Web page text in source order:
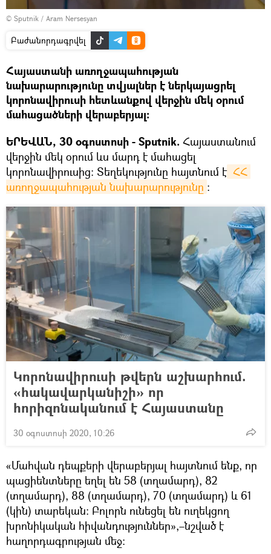
© Sputnik / Aram Nersesyan
Բաժանորդագրվել
Հայաստանի առողջապահության
նախարարությունը տվյալներ է ներկայացրել
կորոնավիրուսի հետևանքով վերջին մեկ օրում
մահացածների վերաբերյալ։
ԵՐԵՎԱՆ, 30 օգոստոսի - Sputnik. Հայաստանում
վերջին մեկ օրում ևս մարդ է մահացել
կորոնավիրուսից։ Տեղեկությունը հայտնում է ՀՀ
առողջապահության նախարարությունը ։
Կորոնավիրուսի թվերն աշխարհում.
«հակավարկանիշի» որ
հորիզոնականում է Հայաստանը
30 օգոստոսի 2020, 10:26
«Մահվան դեպքերի վերաբերյալ հայտնում ենք, որ
պացիենտները եղել են 58 (տղամարդ), 82
(տղամարդ), 88 (տղամարդ), 70 (տղամարդ) և 61
(կին) տարեկան: Բոլորն ունեցել են ուղեկցող
խրոնիկական հիվանդություններ»,–նշված է
հաղորդագրության մեջ։